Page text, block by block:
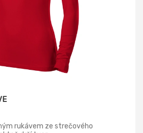
rukávem ze strečového